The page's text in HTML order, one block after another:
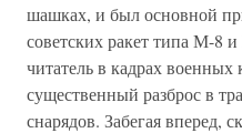
шашках, и был основной
советских ракет типа М-8
читатель в кадрах
существенный разброс в
снарядов. Забегая вперед,